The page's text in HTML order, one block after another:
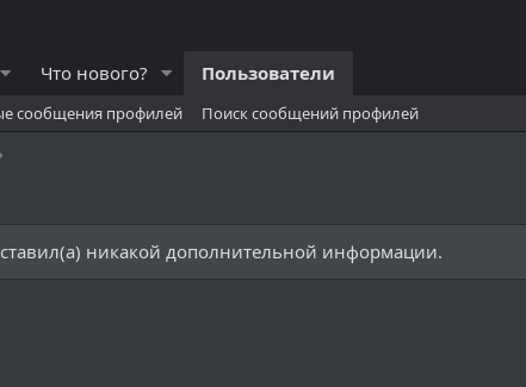
Что нового? Пользователи
сообщения профилей
Поиск сообщений профилей
никакой дополнительной информации.